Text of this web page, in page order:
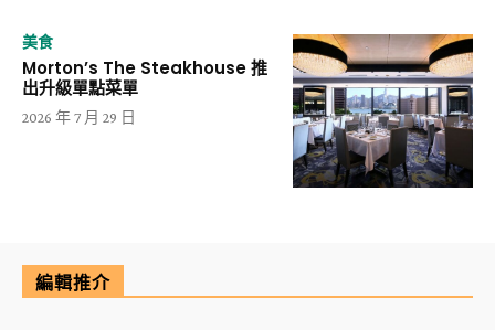
美食
Morton’s The Steakhouse 推
出升級單點菜單
2026 年 7 月 29 日
編輯推介